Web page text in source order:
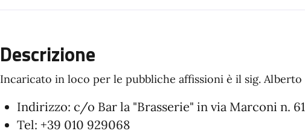
Descrizione
Incaricato in loco per le pubbliche affissioni è il sig. Alberto
Indirizzo: c/o Bar la "Brasserie" in via Marconi n. 61
Tel: +39 010 929068